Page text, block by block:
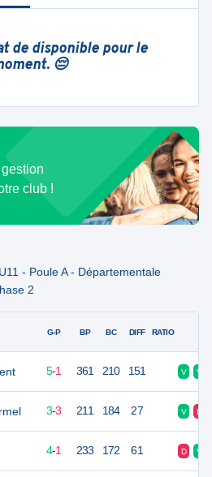
de disponible pour le
😔
club !
- Poule A - Départementale
2
G-P BP BC DIFF RATIO
5-1 361 210 151 V V
6 3-3 211 184 27 V D
4-1 233 172 61 D V